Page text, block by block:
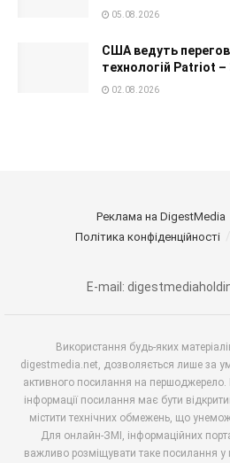
05.08.2026
США ведуть
технологій Patriot –
02.08.2026
Реклама на DigestMedia
Політика конфіденційності
E-mail:
Використання будь-яких
digestmedia.net, дозволяється лише за
активного посилання на першоджерело.
інформації посилання має бути
містити технічних обмежень, що
Для онлайн-ЗМІ, інформаційних
важливо розміщувати таке посилання